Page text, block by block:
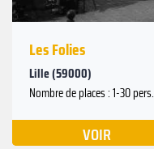
Les Folies
Lille (59000)
Nombre de places : 1-30 pers.
VOIR